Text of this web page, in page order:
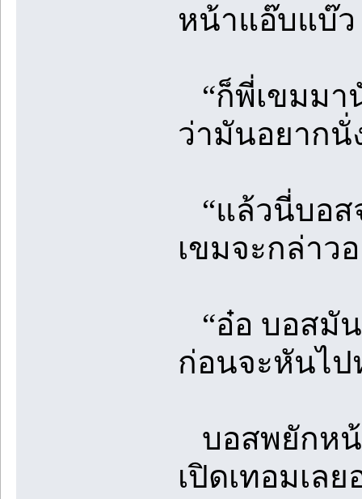
หน้าแอ๊บแบ๊ว
“ก็พี่เขมมา
ว่ามันอยากนั่
“แล้วนี่บอส
เขมจะกล่าว
“อ๋อ บอสมั
ก่อนจะหันไป
บอสพยักหน้
เปิดเทอมเล